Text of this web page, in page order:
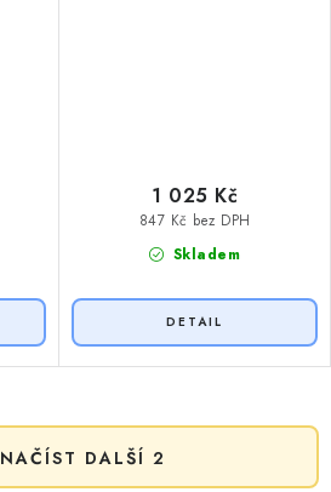
Skladem
847 Kč bez DPH
1 025 Kč
NAČÍST DALŠÍ 2